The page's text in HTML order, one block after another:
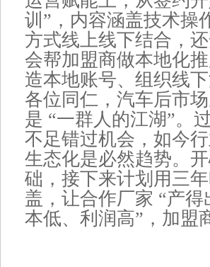
训”，内容涵盖技术操
方式线上线下结合，
会帮加盟商做本地化
造本地账号、组织线
各位同仁，汽车后市
是 “一群人的江湖”。
不足错过机会，如今
生态化是必然趋势。
础，接下来计划用三
盖，让合作厂家 “产
本低、利润高”，加盟